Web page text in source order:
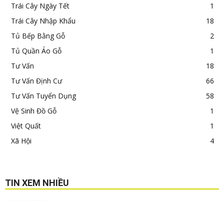
Trái Cây Ngày Tết
1
Trái Cây Nhập Khẩu
18
Tủ Bếp Bằng Gỗ
2
Tủ Quần Áo Gỗ
1
Tư Vấn
18
Tư Vấn Định Cư
66
Tư Vấn Tuyển Dụng
58
Vệ Sinh Đồ Gỗ
1
Việt Quất
1
Xã Hội
4
TIN XEM NHIỀU